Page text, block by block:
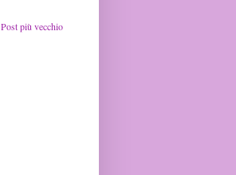
Post più vecchio